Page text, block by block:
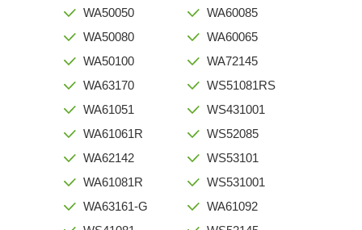
WA50050
WA50080
WA50100
WA63170
WA61051
WA61061R
WA62142
WA61081R
WA63161-G
WA60085
WA60065
WA72145
WS51081RS
WS431001
WS52085
WS53101
WS531001
WA61092